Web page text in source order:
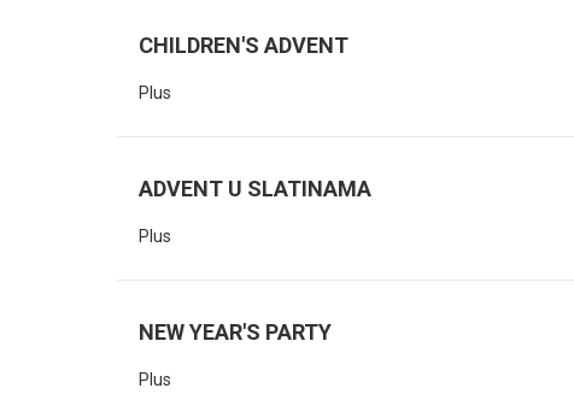
CHILDREN'S ADVENT
Plus
ADVENT U SLATINAMA
Plus
NEW YEAR'S PARTY
Plus